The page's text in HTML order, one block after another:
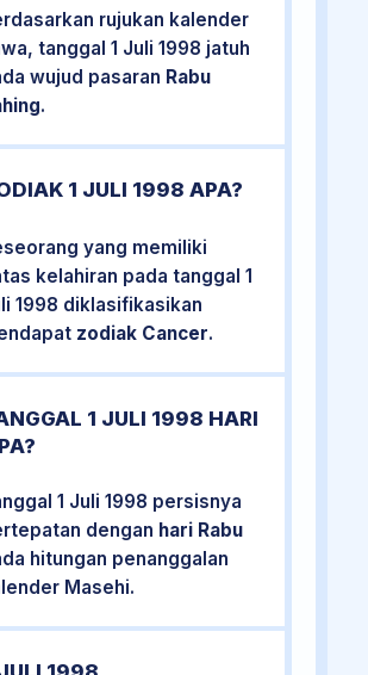
rujukan kalender
tanggal 1 Juli 1998 jatuh
wujud pasaran Rabu
.
1 JULI 1998 APA?
yang memiliki
kelahiran pada tanggal 1
1998 diklasifikasikan
zodiak Cancer.
1 JULI 1998 HARI
1 Juli 1998 persisnya
dengan hari Rabu
hitungan penanggalan
Masehi.